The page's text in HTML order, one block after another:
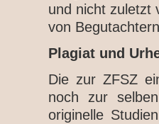
und nicht zuletzt
von
Plagiat und
Die zur ZFSZ
noch zur
originelle